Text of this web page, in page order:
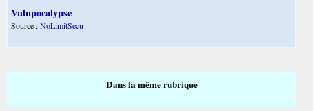
Vulnpocalypse
Source :NoLimitSecu
Dans la même rubrique